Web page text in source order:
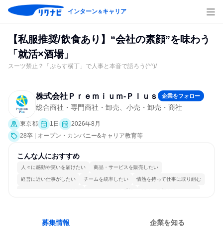
インターン＆キャリア
【私服推奨/飲食あり】“会社の素顔”を味わう
「就活×酒場」
スーツ禁止？「ぷらす横丁」で人事と本音で語ろう(^^)/
株式会社Ｐｒｅｍｉｕｍ‐Ｐｌｕｓ 企業をフォロー
総合商社・専門商社・卸売、小売・卸売・商社
東京都 1日
2026年8月
28卒 | オープン・カンパニー&キャリア教育等
こんな人におすすめ
人々に感動や笑いを届けたい 商品・サービスを販売したい
経営に近い仕事がしたい チームを統率したい 情熱を持って仕事に取り組む
コミュニケーションが活発 チームワークを重視 明確な目標を追いかける
募集情報 企業を知る